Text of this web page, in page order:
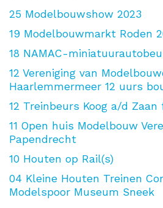
25 Modelbouwshow 2023
19 Modelbouwmarkt Roden
18 NAMAC-
12 Vereniging van
Haarlemmermeer 12 uurs
12 Treinbeurs Koog a/d Zaan
11 Open huis Modelbouw
Papendrecht
10 Houten op Rail(s)
04 Kleine Houten Treinen
Modelspoor Museum Sneek